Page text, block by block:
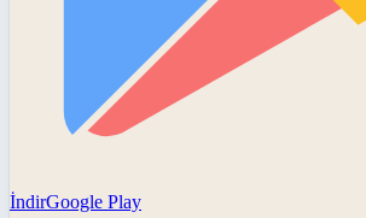
İndirGoogle Play